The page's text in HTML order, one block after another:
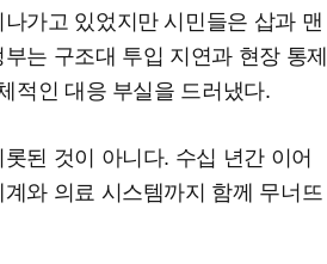
가고 있었지만 시민들은 삽과 맨
는 구조대 투입 지연과 현장 통제
적인 대응 부실을 드러냈다.
된 것이 아니다. 수십 년간 이어
와 의료 시스템까지 함께 무너뜨